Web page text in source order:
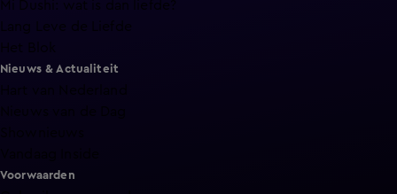
Mi Dushi: wat is dan liefde?
Lang Leve de Liefde
Het Blok
Nieuws & Actualiteit
Voorwaarden